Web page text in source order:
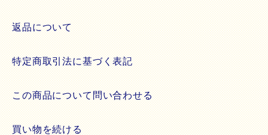
返品について
特定商取引法に基づく表記
この商品について問い合わせる
買い物を続ける